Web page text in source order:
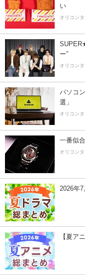
い
オリコン
ー”
オリコン
パソコ
選」
オリコン
一番似
オリコン
2026年
【夏ア